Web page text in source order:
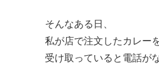
そんなある日、
私が店で注文したカレー
受け取っていると電話が